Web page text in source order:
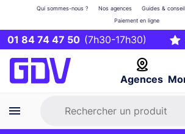
01 84 74 47 50 (7h30-17h30)
Agences
Qui sommes-nous ? Nos agences Guides &
Paiement en ligne